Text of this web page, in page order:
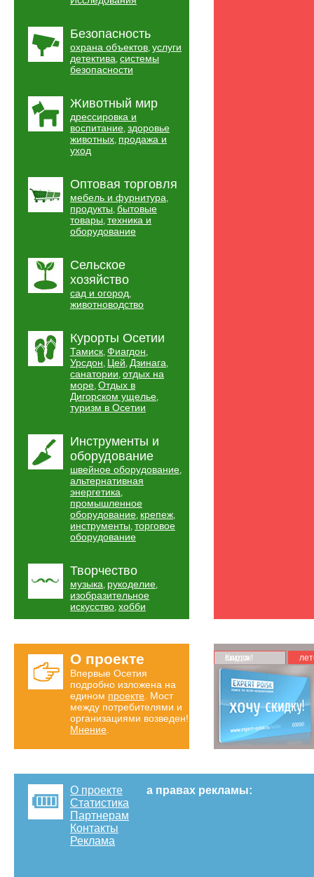
Безопасность
охрана объектов, услуги
детектива, системы
безопасности
Животный мир
дрессировка и
воспитание, здоровье
животных, продажа и
уход
Оптовая торговля
мебель и фурнитура,
продукты, бытовые
товары, техника и
оборудование
Сельское
хозяйство
сад и огород,
животноводство
Курорты Осетии
Тамиск, Фиагдон,
Урсдон, Цей, Дзинага,
санатории, отдых на
море, Отдых в
Дигорском ущелье,
туризм в Осетии
Инструменты и
оборудование
швейное оборудование,
альтернативная
энергетика,
промышленное
оборудование, крепеж,
инструменты, торговое
оборудование
Творчество
музыка, рукоделие,
изобразительное
искусство, хобби
О проекте
Впервые Осетия
подробно изложена на
едином проекте . Мост
между потребителями и
организациями возведен!
Мнение
Карта скидок!
О проекте
Статистика
Партнерам
Контакты
Реклама
а правах рекламы: